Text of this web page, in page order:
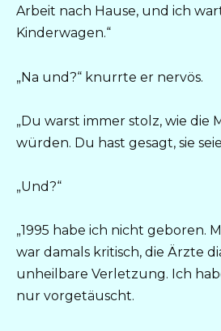
Arbeit nach Hause, und ich
Kinderwagen.“
„Na und?“ knurrte er nervös.
„Du warst immer stolz, wie die
würden. Du hast gesagt, sie
„Und?“
„1995 habe ich nicht geboren.
war damals kritisch, die Ärzte
unheilbare Verletzung. Ich
nur vorgetäuscht.